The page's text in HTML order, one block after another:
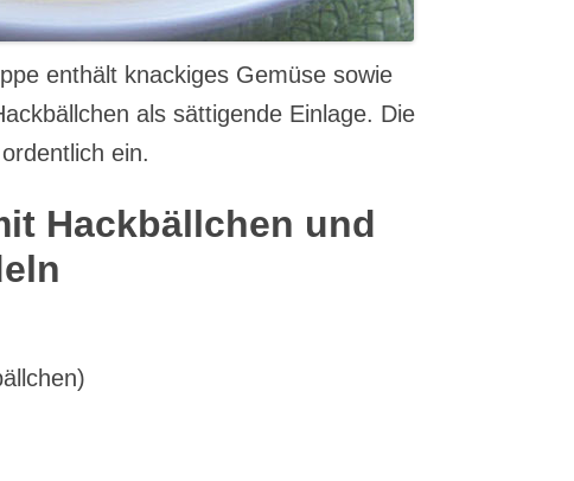
enthält knackiges Gemüse sowie
als sättigende Einlage. Die
ein.
Hackbällchen und